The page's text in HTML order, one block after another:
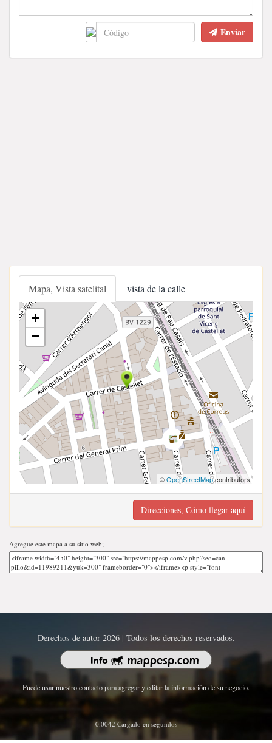
Enviar
Mapa, Vista satelital vista de la calle
+
−
©OpenStreetMapcontributors
Direcciones, Cómo llegar aquí
Agregue este mapa a su sitio web;
Derechos de autor 2026 | Todos los derechos reservados.
Puede usar nuestro contacto para agregar y editar la información de su negocio.
0.0042 Cargado en segundos